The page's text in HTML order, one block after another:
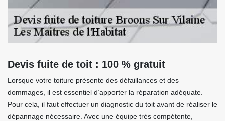
Devis fuite de toit : 100 % gratuit
Lorsque votre toiture présente des défaillances et des
dommages, il est essentiel d’apporter la réparation adéquate.
Pour cela, il faut effectuer un diagnostic du toit avant de réaliser le
dépannage nécessaire. Avec une équipe très compétente,